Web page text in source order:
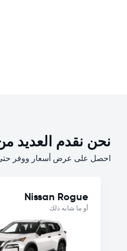
نحن نقدم العديد
احصل على عرض أسعار ووفر حتى 50% على تأجير السيارات في
Nissan Rogue
أو ما شابه ذلك